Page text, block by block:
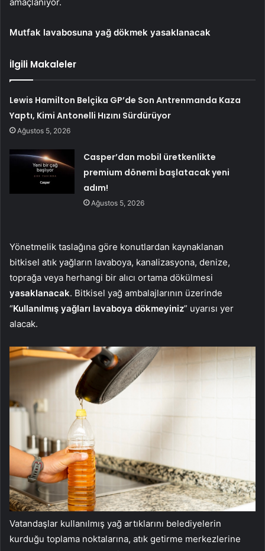
amaçlanıyor.
Mutfak lavabosuna yağ dökmek yasaklanacak
İlgili Makaleler
Lewis Hamilton Belçika GP’de Son Antrenmanda Kaza
Yaptı, Kimi Antonelli Hızını Sürdürüyor
Ağustos 5, 2026
Casper’dan mobil üretkenlikte
premium dönemi başlatacak yeni
adım!
Ağustos 5, 2026
Yönetmelik taslağına göre konutlardan kaynaklanan
bitkisel atık yağların lavaboya, kanalizasyona, denize,
toprağa veya herhangi bir alıcı ortama dökülmesi
yasaklanacak. Bitkisel yağ ambalajlarının üzerinde
“Kullanılmış yağları lavaboya dökmeyiniz” uyarısı yer
alacak.
Vatandaşlar kullanılmış yağ artıklarını belediyelerin
kurduğu toplama noktalarına, atık getirme merkezlerine